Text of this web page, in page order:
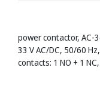
power contactor, AC-
33 V AC/DC, 50/60
contacts: 1 NO + 1